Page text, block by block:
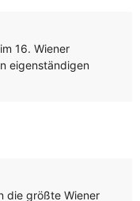
16. Wiener
eigenständigen
die größte Wiener